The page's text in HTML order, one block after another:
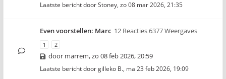
Laatste bericht doorStoney, zo 08 mar 2026, 21:35
Even voorstellen: Marc 12 Reacties 6377 Weergaves
1 2
door marrem,zo 08 feb 2026, 20:59
Laatste bericht doorgilleko B., ma 23 feb 2026, 19:09